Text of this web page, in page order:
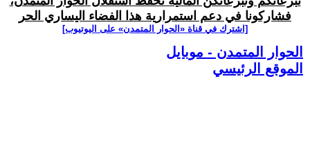
فشاركونا في دعم استمرارية هذا الفضاء اليساري الحر
[اشترك في قناة ‫«الحوار المتمدن» على اليوتيوب]
الحوار المتمدن - موبايل
الموقع الرئيسي